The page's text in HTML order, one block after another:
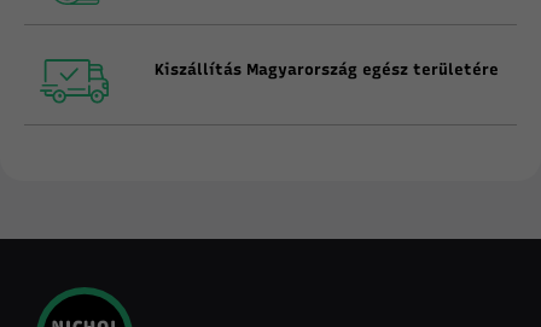
Kiszállítás Magyarország egész területére